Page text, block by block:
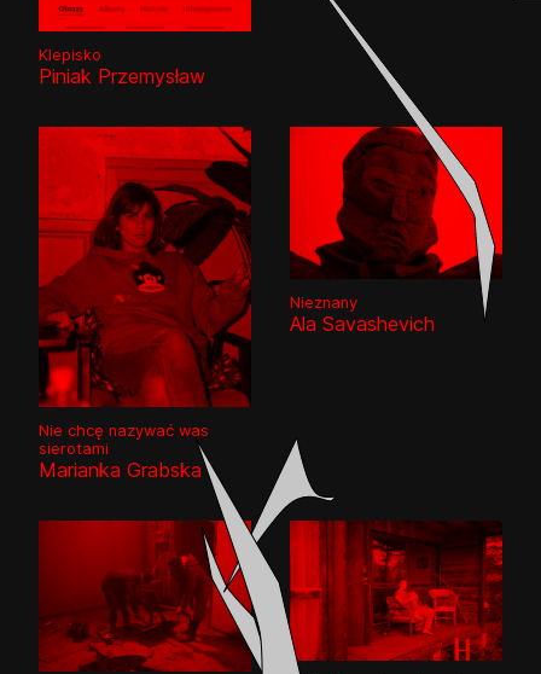
Klepisko
Piniak Przemysław
Nie chcę nazywać was
sierotami
Marianka Grabska
Nieznany
Ala Savashevich